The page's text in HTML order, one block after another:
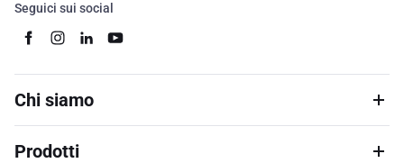
Seguici sui social
Chi siamo
Prodotti